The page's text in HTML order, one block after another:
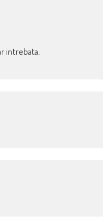
intrebata.